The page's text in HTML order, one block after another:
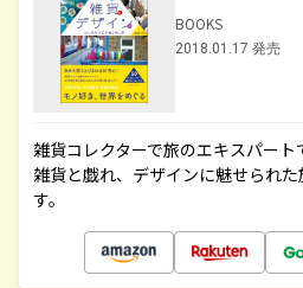
BOOKS
2018.01.17 発売
雑貨コレクターで旅のエキスパート
雑貨と戯れ、デザインに魅せられ
す。